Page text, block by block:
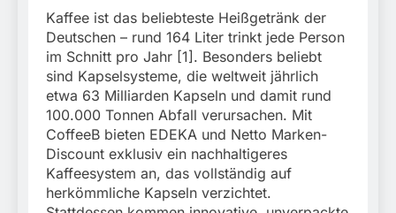
Kaffee ist das beliebteste Heißgetränk der
Deutschen – rund 164 Liter trinkt jede Person
im Schnitt pro Jahr [1]. Besonders beliebt
sind Kapselsysteme, die weltweit jährlich
etwa 63 Milliarden Kapseln und damit rund
100.000 Tonnen Abfall verursachen. Mit
CoffeeB bieten EDEKA und Netto Marken-
Discount exklusiv ein nachhaltigeres
Kaffeesystem an, das vollständig auf
herkömmliche Kapseln verzichtet.